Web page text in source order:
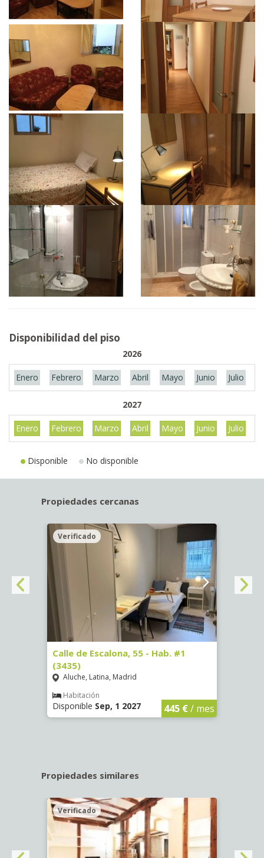
Disponibilidad del piso
2026
Enero Febrero Marzo Abril Mayo Junio Julio
2027
Enero Febrero Marzo Abril Mayo Junio Julio
Disponible No disponible
Propiedades cercanas
Verificado
Calle de Escalona, 55 - Hab. #1
(3435)
Aluche, Latina, Madrid
Habitación
Disponible Sep, 1 2027 445 €/ mes
Propiedades similares
Verificado